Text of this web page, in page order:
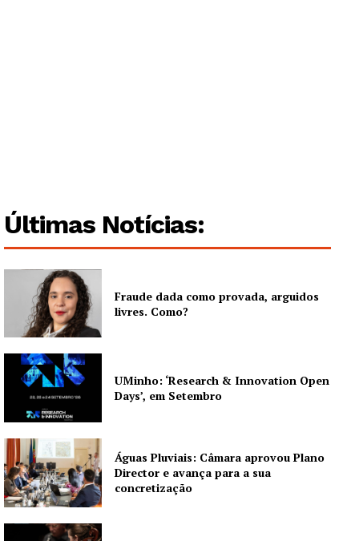
Últimas Notícias:
Fraude dada como provada, arguidos
livres. Como?
UMinho: ‘Research & Innovation Open
Days’, em Setembro
Águas Pluviais: Câmara aprovou Plano
Director e avança para a sua
concretização